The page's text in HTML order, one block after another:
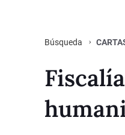
Búsqueda